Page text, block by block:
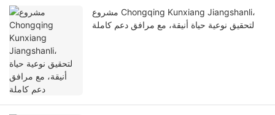
مشروع Chongqing Kunxiang Jiangshanli،
لتحقيق نوعية حياة أنيقة، مع مرافق دعم كاملة